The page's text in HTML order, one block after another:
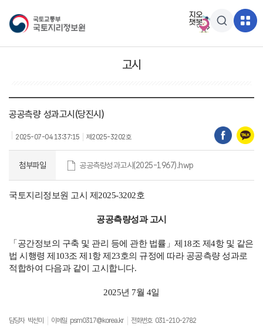
고시
공공측량 성과고시(당진시)
2025-07-04 13:37:15 제2025-3202호
첨부파일 공공측량성과고시(2025-1967).hwp
국토지리정보원 고시 제2025-3202호
공공측량성과 고시
「공간정보의 구축 및 관리 등에 관한 법률」제18조 제4항 및 같은
법 시행령 제103조 제1항 제23호의 규정에 따라 공공측량 성과로
적합하여 다음과 같이 고시합니다.
2025년 7월 4일
담당자 박선미 이메일 psm0317@korea.kr 전화번호 031-210-2782